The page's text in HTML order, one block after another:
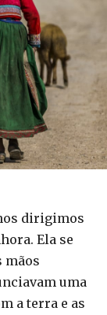
dirigimos
Ela se
mãos
uma
a terra e as